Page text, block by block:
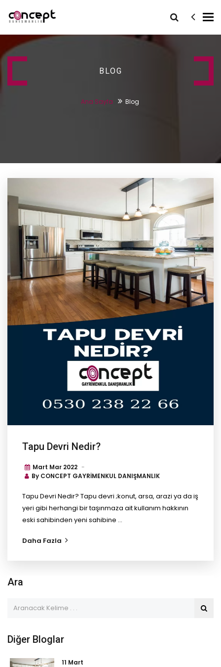
BLOG
Ana Sayfa Blog
Tapu Devri Nedir?
Mart Mar 2022
By CONCEPT GAYRİMENKUL DANIŞMANLIK
Tapu Devri Nedir? Tapu devri ;konut, arsa, arazi ya da iş
yeri gibi herhangi bir taşınmaza ait kullanım hakkının
eski sahibinden yeni sahibine ...
Daha Fazla
Ara
Diğer Bloglar
11 Mart